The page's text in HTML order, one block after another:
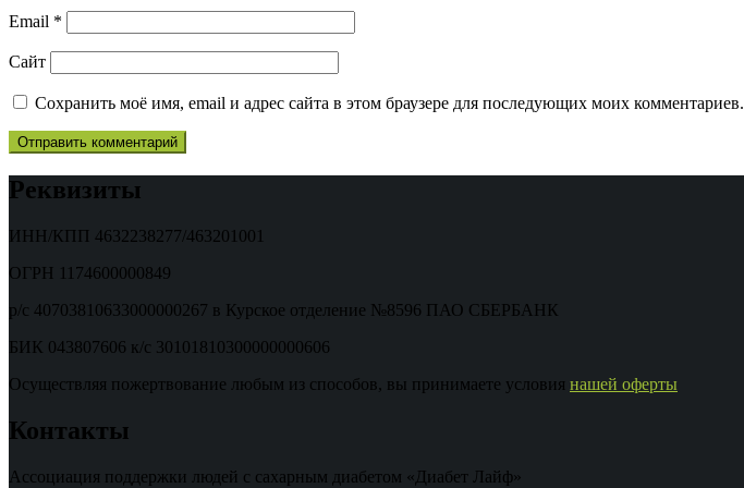
Email *
Сайт
Сохранить моё имя, email и адрес сайта в этом браузере для последующих моих комментариев.
Реквизиты
ИНН/КПП 4632238277/463201001
ОГРН 1174600000849
р/с 40703810633000000267 в Курское отделение №8596 ПАО СБЕРБАНК
БИК 043807606 к/с 30101810300000000606
Осуществляя пожертвование любым из способов, вы принимаете условия нашей оферты
Контакты
Ассоциация поддержки людей с сахарным диабетом «Диабет Лайф»